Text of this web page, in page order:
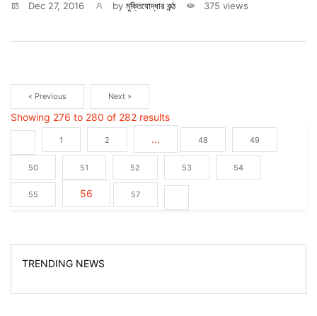
Dec 27, 2016 by মুক্তিযোদ্ধার কন্ঠ 375 views
« Previous Next »
Showing 276 to 280 of 282 results
1 2 ... 48 49
50 51 52 53 54
55 56 57
TRENDING NEWS